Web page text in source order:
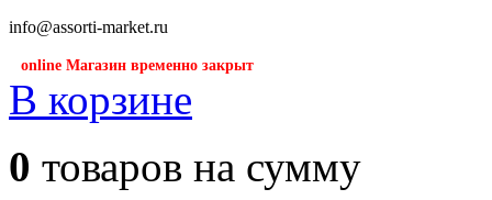
info@assorti-market.ru
online Магазин временно закрыт
В корзине
0 товаров на сумму